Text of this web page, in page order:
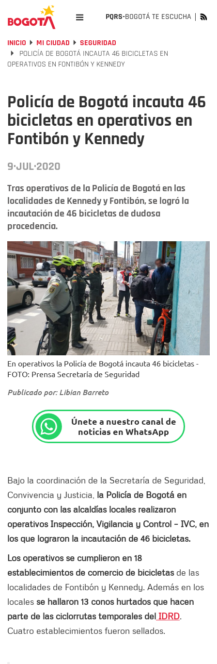
PQRS-BOGOTÁ TE ESCUCHA
INICIO MI CIUDAD
SEGURIDAD
POLICÍA DE BOGOTÁ INCAUTA 46 BICICLETAS EN
OPERATIVOS EN FONTIBÓN Y KENNEDY
Policía de Bogotá incauta 46
bicicletas en operativos en
Fontibón y Kennedy
9·JUL·2020
Tras operativos de la Policía de Bogotá en las
localidades de Kennedy y Fontibón, se logró la
incautación de 46 bicicletas de dudosa
procedencia.
En operativos la Policía de Bogotá incauta 46 bicicletas -
FOTO: Prensa Secretaría de Seguridad
Publicado por: Libian Barreto
Únete a nuestro canal de
noticias en WhatsApp
Bajo la coordinación de la Secretaría de Seguridad,
Convivencia y Justicia, la Policía de Bogotá en
conjunto con las alcaldías locales realizaron
operativos Inspección, Vigilancia y Control – IVC, en
los que lograron la incautación de 46 bicicletas.
Los operativos se cumplieron en 18
establecimientos de comercio de bicicletas de las
localidades de Fontibón y Kennedy. Además en los
locales se hallaron 13 conos hurtados que hacen
parte de las ciclorrutas temporales del IDRD.
Cuatro establecimientos fueron sellados.